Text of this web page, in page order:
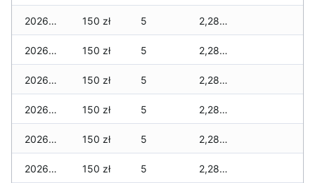
2026-07-28 150 zł 5 2,280 zł
2026-07-27 150 zł 5 2,280 zł
2026-07-26 150 zł 5 2,280 zł
2026-07-24 150 zł 5 2,280 zł
2026-07-23 150 zł 5 2,280 zł
2026-07-22 150 zł 5 2,280 zł